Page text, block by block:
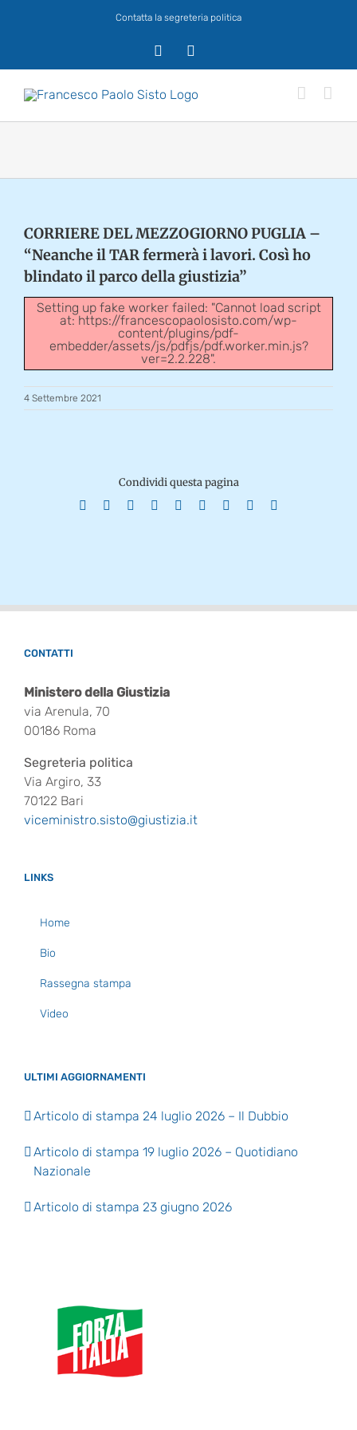
Contatta la segreteria politica
CORRIERE DEL MEZZOGIORNO PUGLIA –
“Neanche il TAR fermerà i lavori. Così ho
blindato il parco della giustizia”
Setting up fake worker failed: "Cannot load script
at: https://francescopaolosisto.com/wp-
content/plugins/pdf-
embedder/assets/js/pdfjs/pdf.worker.min.js?
ver=2.2.228".
4 Settembre 2021
Condividi questa pagina
Facebook Reddit LinkedInWhatsApp
TumblrPinterest
CONTATTI
Ministero della Giustizia
via Arenula, 70
00186 Roma
Segreteria politica
Via Argiro, 33
70122 Bari
viceministro.sisto@giustizia.it
LINKS
Home
Bio
Rassegna stampa
Video
ULTIMI AGGIORNAMENTI
Articolo di stampa 24 luglio 2026 – Il Dubbio
Articolo di stampa 19 luglio 2026 – Quotidiano
Nazionale
Articolo di stampa 23 giugno 2026